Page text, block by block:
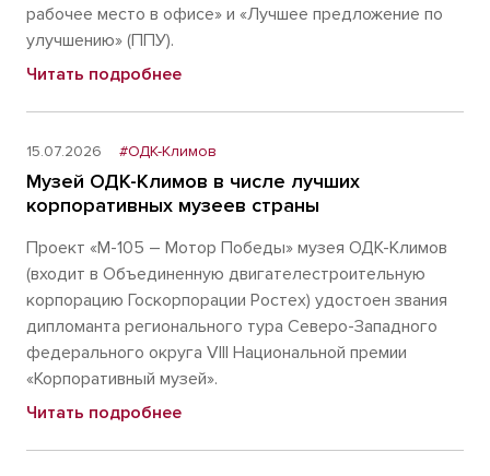
рабочее место в офисе» и «Лучшее предложение по
улучшению» (ППУ).
Читать подробнее
15.07.2026 #ОДК-Климов
Музей ОДК-Климов в числе лучших
корпоративных музеев страны
Проект «М-105 – Мотор Победы» музея ОДК-Климов
(входит в Объединенную двигателестроительную
корпорацию Госкорпорации Ростех) удостоен звания
дипломанта регионального тура Северо-Западного
федерального округа VIII Национальной премии
«Корпоративный музей».
Читать подробнее